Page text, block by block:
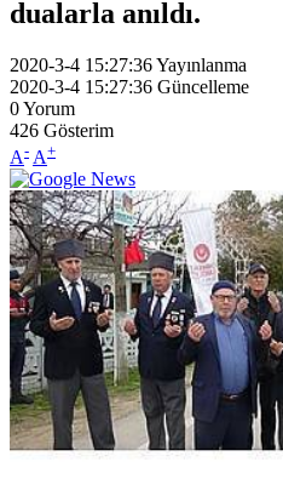
dualarla anıldı.
2020-3-4 15:27:36Yayınlanma
2020-3-4 15:27:36 Güncelleme
0Yorum
426 Gösterim
A- A+